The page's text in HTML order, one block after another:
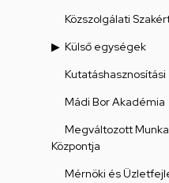
Közszolgálati
Külső egységek
Mádi Bor Akadémia
Megváltozott
Központja
Mérnöki és